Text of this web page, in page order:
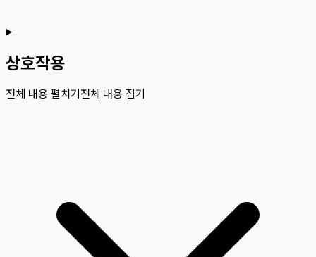
상호작용
전체 내용 펼치기전체 내용 접기